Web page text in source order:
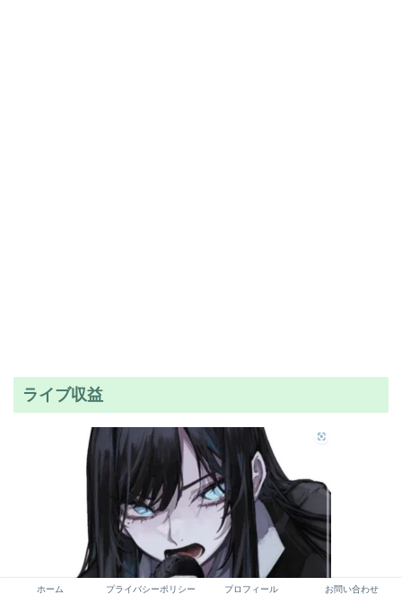
ライブ収益
ホーム プライバシーポリシー プロフィール お問い合わせ